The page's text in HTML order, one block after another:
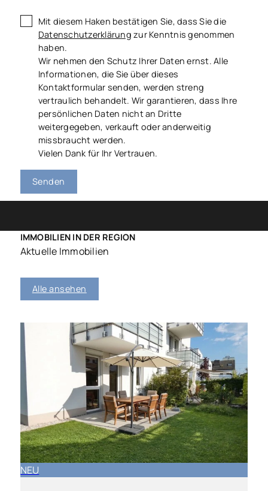
Mit diesem Haken bestätigen Sie, dass Sie die
Datenschutzerklärung zur Kenntnis genommen
haben.
Wir nehmen den Schutz Ihrer Daten ernst. Alle
Informationen, die Sie über dieses
Kontaktformular senden, werden streng
vertraulich behandelt. Wir garantieren, dass Ihre
persönlichen Daten nicht an Dritte
weitergegeben, verkauft oder anderweitig
missbraucht werden.
Vielen Dank für Ihr Vertrauen.
Senden
IMMOBILIEN IN DER REGION
Aktuelle Immobilien
Alle ansehen
NEU